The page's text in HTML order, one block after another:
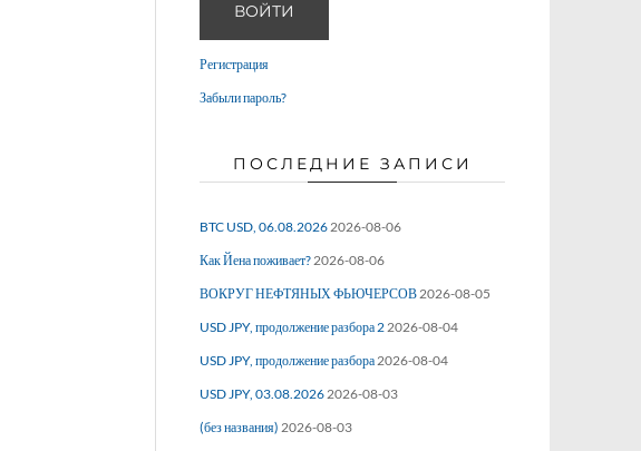
ВОЙТИ
Регистрация
Забыли пароль?
ПОСЛЕДНИЕ ЗАПИСИ
BTC USD, 06.08.20262026-08-06
Как Йена поживает?2026-08-06
ВОКРУГ НЕФТЯНЫХ ФЬЮЧЕРСОВ2026-08-05
USD JPY, продолжение разбора 22026-08-04
USD JPY, продолжение разбора2026-08-04
USD JPY, 03.08.20262026-08-03
(без названия) 2026-08-03